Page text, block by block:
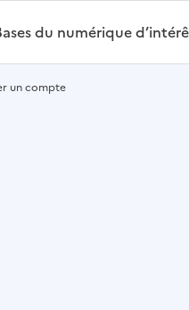
numérique d’intérêt
du numérique
un compte